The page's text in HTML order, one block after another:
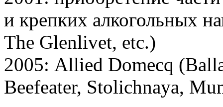
и крепких алкогольных
The Glenlivet, etc.)
2005: Allied Domecq
Beefeater, Stolichnaya,